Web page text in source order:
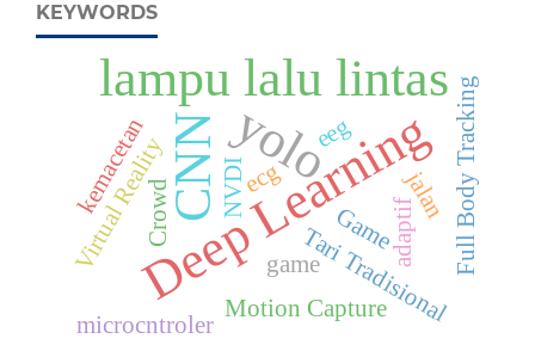
KEYWORDS
CNN
Deep Learning
lampu lalu lintas
yolo
Game
Tari Tradisional
Motion Capture
game
microcntroler
Crowd Full Body Tracking
Virtual Reality NVDI
adaptif
kemacetan ecg
eeg
jalan